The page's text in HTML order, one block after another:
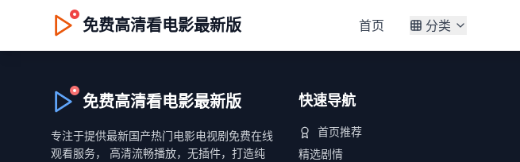
免费高清看电影最新版 首页 分类
免费高清看电影最新版
专注于提供最新国产热门电影电视剧免费在线
观看服务， 高清流畅播放，无插件，打造纯
快速导航
首页推荐
精选剧情